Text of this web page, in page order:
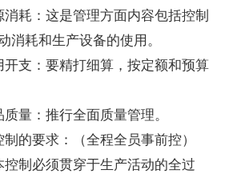
耗：这是管理方面内容包括控制
消耗和生产设备的使用。
支：要精打细算，按定额和预算
：推行全面质量管理。
要求：（全程全员事前控）
制必须贯穿于生产活动的全过